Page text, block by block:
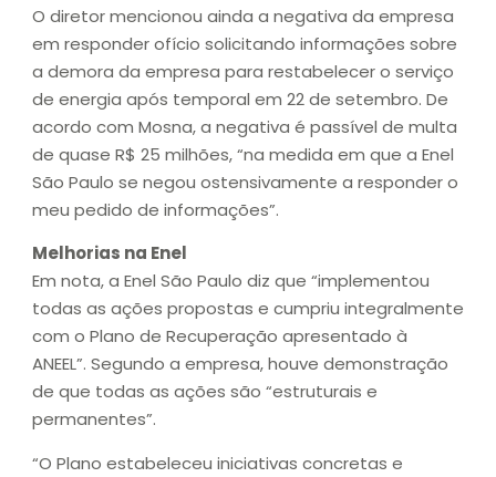
O diretor mencionou ainda a negativa da empresa
em responder ofício solicitando informações sobre
a demora da empresa para restabelecer o serviço
de energia após temporal em 22 de setembro. De
acordo com Mosna, a negativa é passível de multa
de quase R$ 25 milhões, “na medida em que a Enel
São Paulo se negou ostensivamente a responder o
meu pedido de informações”.
Melhorias na Enel
Em nota, a Enel São Paulo diz que “implementou
todas as ações propostas e cumpriu integralmente
com o Plano de Recuperação apresentado à
ANEEL”. Segundo a empresa, houve demonstração
de que todas as ações são “estruturais e
permanentes”.
“O Plano estabeleceu iniciativas concretas e